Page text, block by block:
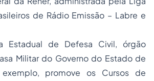
de Rádio Emissão – Labre e
Estadual de Defesa Civil, órgão
Militar do Governo do Estado de
promove os Cursos de